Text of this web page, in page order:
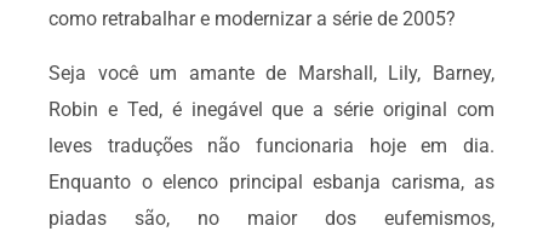
como retrabalhar e modernizar a série de 2005?
Seja você um amante de Marshall, Lily, Barney,
Robin e Ted, é inegável que a série original com
leves traduções não funcionaria hoje em dia.
Enquanto o elenco principal esbanja carisma, as
piadas são, no maior dos eufemismos,